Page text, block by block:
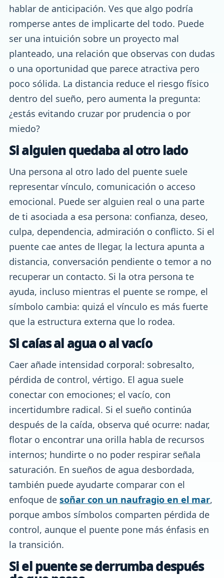
hablar de anticipación. Ves que algo podría
romperse antes de implicarte del todo. Puede
ser una intuición sobre un proyecto mal
planteado, una relación que observas con dudas
o una oportunidad que parece atractiva pero
poco sólida. La distancia reduce el riesgo físico
dentro del sueño, pero aumenta la pregunta:
¿estás evitando cruzar por prudencia o por
miedo?
Si alguien quedaba al otro lado
Una persona al otro lado del puente suele
representar vínculo, comunicación o acceso
emocional. Puede ser alguien real o una parte
de ti asociada a esa persona: confianza, deseo,
culpa, dependencia, admiración o conflicto. Si el
puente cae antes de llegar, la lectura apunta a
distancia, conversación pendiente o temor a no
recuperar un contacto. Si la otra persona te
ayuda, incluso mientras el puente se rompe, el
símbolo cambia: quizá el vínculo es más fuerte
que la estructura externa que lo rodea.
Si caías al agua o al vacío
Caer añade intensidad corporal: sobresalto,
pérdida de control, vértigo. El agua suele
conectar con emociones; el vacío, con
incertidumbre radical. Si el sueño continúa
después de la caída, observa qué ocurre: nadar,
flotar o encontrar una orilla habla de recursos
internos; hundirte o no poder respirar señala
saturación. En sueños de agua desbordada,
también puede ayudarte comparar con el
enfoque de soñar con un naufragio en el mar,
porque ambos símbolos comparten pérdida de
control, aunque el puente pone más énfasis en
la transición.
Si el puente se derrumba después